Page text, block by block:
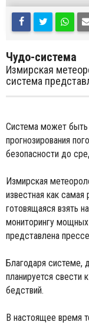
Чудо-система
Измирская
система
Система может быть
прогнозирования
безопасности до
Измирская
известная как
готовящаяся взять
мониторингу
представлена
Благодаря системе,
планируется свести
бедствий.
В настоящее время